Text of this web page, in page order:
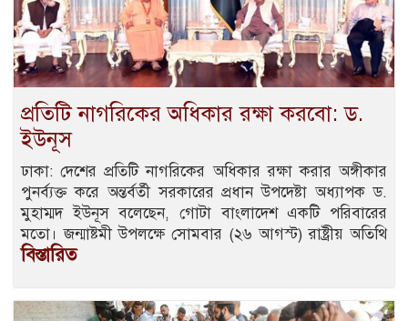
প্রতিটি নাগরিকের অধিকার রক্ষা করবো: ড.
ইউনূস
ঢাকা: দেশের প্রতিটি নাগরিকের অধিকার রক্ষা করার অঙ্গীকার
পুনর্ব্যক্ত করে অন্তর্বর্তী সরকারের প্রধান উপদেষ্টা অধ্যাপক ড.
মুহাম্মদ ইউনূস বলেছেন, গোটা বাংলাদেশ একটি পরিবারের
মতো। জন্মাষ্টমী উপলক্ষে সোমবার (২৬ আগস্ট) রাষ্ট্রীয় অতিথি
বিস্তারিত